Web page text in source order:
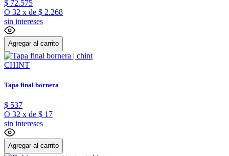
$ 72.575
O 32 x de $ 2.268
sin intereses
Agregar al carrito
CHINT
Tapa final bornera
$ 537
O 32 x de $ 17
sin intereses
Agregar al carrito